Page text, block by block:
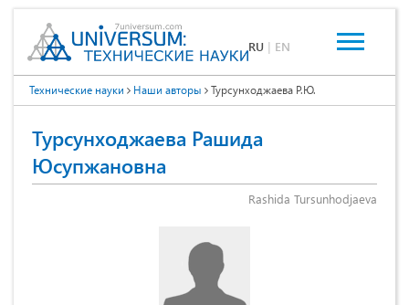
RU | EN
Технические науки Наши авторы Турсунходжаева Р.Ю.
Турсунходжаева Рашида
Юсупжановна
Rashida Tursunhodjaeva